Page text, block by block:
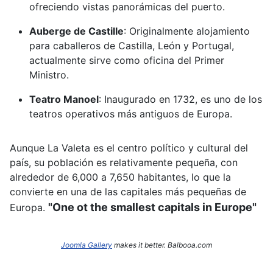
ofreciendo vistas panorámicas del puerto.
Auberge de Castille: Originalmente alojamiento
para caballeros de Castilla, León y Portugal,
actualmente sirve como oficina del Primer
Ministro.
Teatro Manoel: Inaugurado en 1732, es uno de los
teatros operativos más antiguos de Europa.
Aunque La Valeta es el centro político y cultural del
país, su población es relativamente pequeña, con
alrededor de 6,000 a 7,650 habitantes, lo que la
convierte en una de las capitales más pequeñas de
Europa. "One ot the smallest capitals in Europe"
Joomla Gallery makes it better. Balbooa.com